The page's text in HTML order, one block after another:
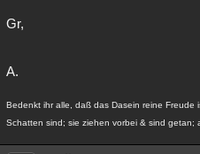
Gr,
A.
Bedenkt ihr alle, daß das Dasein reine Freude
Schatten sind; sie ziehen vorbei & sind getan;